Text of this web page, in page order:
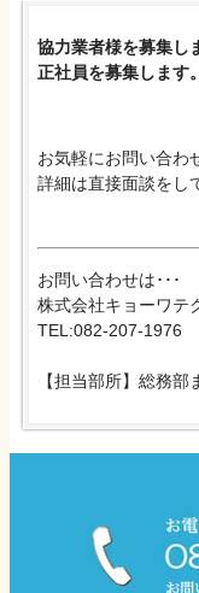
協力業者様を募集し
正社員を募集します。
お気軽にお問い合わ
詳細は直接面談をし
お問い合わせは･･･
株式会社キョーワテ
TEL:082-207-1976
【担当部所】総務部